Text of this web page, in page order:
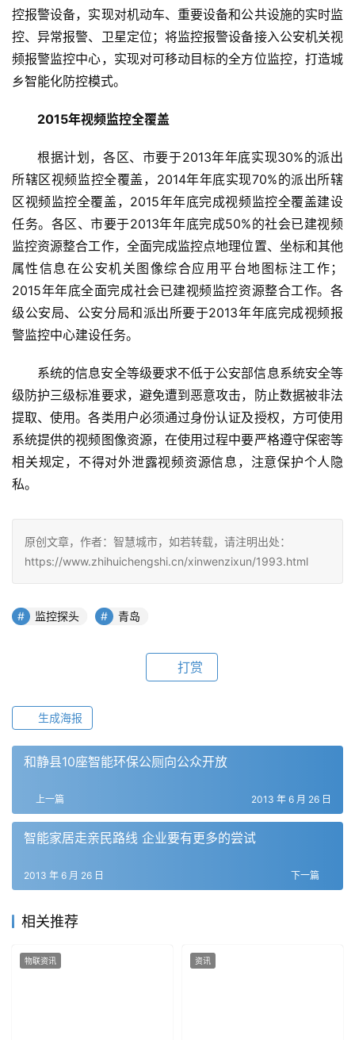
控报警设备，实现对机动车、重要设备和公共设施的实时监
控、异常报警、卫星定位；将监控报警设备接入公安机关视
频报警监控中心，实现对可移动目标的全方位监控，打造城
乡智能化防控模式。
2015年视频监控全覆盖
根据计划，各区、市要于2013年年底实现30%的派出
所辖区视频监控全覆盖，2014年年底实现70%的派出所辖
区视频监控全覆盖，2015年年底完成视频监控全覆盖建设
任务。各区、市要于2013年年底完成50%的社会已建视频
监控资源整合工作，全面完成监控点地理位置、坐标和其他
属性信息在公安机关图像综合应用平台地图标注工作；
2015年年底全面完成社会已建视频监控资源整合工作。各
级公安局、公安分局和派出所要于2013年年底完成视频报
警监控中心建设任务。
系统的信息安全等级要求不低于公安部信息系统安全等
级防护三级标准要求，避免遭到恶意攻击，防止数据被非法
提取、使用。各类用户必须通过身份认证及授权，方可使用
系统提供的视频图像资源，在使用过程中要严格遵守保密等
相关规定，不得对外泄露视频资源信息，注意保护个人隐
私。
原创文章，作者：智慧城市，如若转载，请注明出处：
https://www.zhihuichengshi.cn/xinwenzixun/1993.html
监控探头 青岛
打赏
生成海报
和静县10座智能环保公厕向公众开放
上一篇 2013 年 6 月 26 日
智能家居走亲民路线 企业要有更多的尝试
下一篇
2013 年 6 月 26 日
相关推荐
物联资讯 资讯